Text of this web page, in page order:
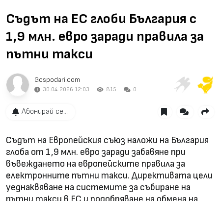
Video
Съдът на ЕС глоби България с
1,9 млн. евро заради правила за
пътни такси
Gospodari.com
30.04.2026 12:03 815 0
Абонирай се...
Съдът на Европейския съюз наложи на България
глоба от 1,9 млн. евро заради забавяне при
въвеждането на европейските правила за
електронните пътни такси. Директивата цели
уеднаквяване на системите за събиране на